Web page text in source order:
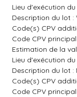
Lieu d'exécution
Description du lot :
Code(s) CPV
Code CPV
Estimation de la
Lieu d'exécution
Description du lot :
Code(s) CPV
Code CPV